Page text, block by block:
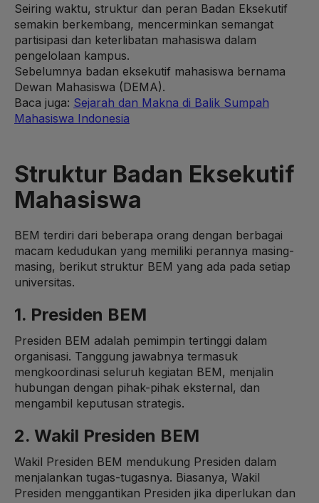
Seiring waktu, struktur dan peran Badan Eksekutif
semakin berkembang, mencerminkan semangat
partisipasi dan keterlibatan mahasiswa dalam
pengelolaan kampus.
Sebelumnya badan eksekutif mahasiswa bernama
Dewan Mahasiswa (DEMA).
Baca juga: Sejarah dan Makna di Balik Sumpah
Mahasiswa Indonesia
Struktur Badan Eksekutif
Mahasiswa
BEM terdiri dari beberapa orang dengan berbagai
macam kedudukan yang memiliki perannya masing-
masing, berikut struktur BEM yang ada pada setiap
universitas.
1. Presiden BEM
Presiden BEM adalah pemimpin tertinggi dalam
organisasi. Tanggung jawabnya termasuk
mengkoordinasi seluruh kegiatan BEM, menjalin
hubungan dengan pihak-pihak eksternal, dan
mengambil keputusan strategis.
2. Wakil Presiden BEM
Wakil Presiden BEM mendukung Presiden dalam
menjalankan tugas-tugasnya. Biasanya, Wakil
Presiden menggantikan Presiden jika diperlukan dan